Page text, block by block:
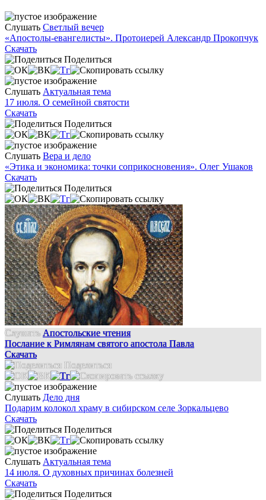
Слушать Светлый вечер
«Апостолы-евангелисты». Протоиерей Александр Прокопчук
Скачать
Поделиться
Слушать Актуальная тема
17 июля. О семейной святости
Скачать
Поделиться
Слушать Вера и дело
«Этика и экономика: точки соприкосновения». Олег Ушаков
Скачать
Поделиться
Слушать Апостольские чтения
Послание к Римлянам святого апостола Павла
Скачать
Поделиться
Слушать Дело дня
Подарим колокол храму в сибирском селе Зоркальцево
Скачать
Поделиться
Слушать Актуальная тема
14 июля. О духовных причинах болезней
Скачать
Поделиться